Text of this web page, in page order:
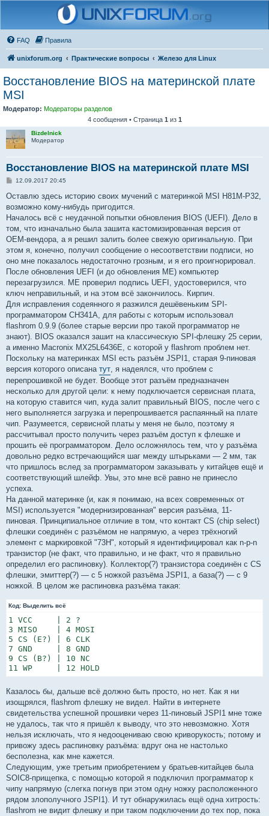
FAQ Правила
unixforum.org Практические вопросы Железо для Linux
Восстановление BIOS на материнской плате
MSI
Модератор: Модераторы разделов
4 сообщения • Страница 1 из 1
Bizdelnick
Модератор
Восстановление BIOS на материнской плате MSI
С
о
щ
е
и
е
12.09.2017 20:45
Оставлю здесь историю своих мучений с материнкой MSI H81M-P32,
возможно кому-нибудь пригодится.
Началось всё с неудачной попытки обновления BIOS (UEFI). Дело в
том, что изначально была зашита кастомизированная версия от
OEM-вендора, а я решил залить более свежую оригинальную. При
этом я, конечно, получил сообщение о несоответствии подписи, но
оно мне показалось недостаточно грозным, и я его проигнорировал.
После обновления UEFI (и до обновления ME) компьютер
перезагрузился. ME проверил подпись UEFI, удостоверился, что
ключ неправильный, и на этом всё закончилось. Кирпич.
Для исправления содеянного я разжился дешёвеньким SPI-
программатором CH341A, для работы с которым использовал
flashrom 0.9.9 (более старые версии про такой программатор не
знают). BIOS оказался зашит на классическую SPI-флешку 25 серии,
а именно Macronix MX25L6436E, с которой у flashrom проблем нет.
Поскольку на материнках MSI есть разъём JSPI1, старая 9-пиновая
версия которого описана тут, я надеялся, что проблем с
перепрошивкой не будет. Вообще этот разъём предназначен
несколько для другой цели: к нему подключается сервисная плата,
на которую ставится чип, куда залит правильный BIOS, после чего с
него выполняется загрузка и перепрошивается распаянный на плате
чип. Разумеется, сервисной платы у меня не было, поэтому я
рассчитывал просто получить через разъём доступ к флешке и
прошить её программатором. Дело осложнялось тем, что у разъёма
довольно редко встречающийся шаг между штырьками — 2 мм, так
что пришлось вслед за программатором заказывать у китайцев ещё и
соответствующий шлейф. Увы, это мне всё равно не принесло
успеха.
На данной материнке (и, как я понимаю, на всех современных от
MSI) используется "модернизированная" версия разъёма, 11-
пиновая. Принципиальное отличие в том, что контакт CS (chip select)
флешки соединён с разъёмом не напрямую, а через трёхногий
элемент с маркировкой "73H", который я идентифицировал как n-p-n
транзистор (не факт, что правильно, и не факт, что я правильно
определил его распиновку). Коллектор(?) транзистора соединён с CS
флешки, эмиттер(?) — с 5 ножкой разъёма JSPI1, а база(?) — с 9
ножкой. В целом же распиновка разъёма такая:
Код: Выделить всё
1 VCC     | 2 ?
3 MISO    | 4 MOSI
5 CS (E?) | 6 CLK
7 GND     | 8 GND
9 CS (B?) | 10 NC
11 WP     | 12 HOLD
Казалось бы, дальше всё должно быть просто, но нет. Как я ни
изощрялся, flashrom флешку не видел. Найти в интернете
свидетельства успешной прошивки через 11-пиновый JSPI1 мне тоже
не удалось, так что я пришёл к выводу, что это невозможно. Хотя
нельзя исключать, что я недооцениваю свою криворукость; потому и
привожу здесь распиновку разъёма: вдруг она не настолько
бесполезна, как мне кажется.
Следующим, уже третьим приобретением у братьев-китайцев была
SOIC8-прищепка, с помощью которой я подключил программатор к
чипу напрямую (слегка погнув при этом одну ножку расположенного
рядом злополучного JSPI1). И тут обнаружилась ещё одна хитрость:
flashrom не видит флешку и при таком подключении до тех пор, пока